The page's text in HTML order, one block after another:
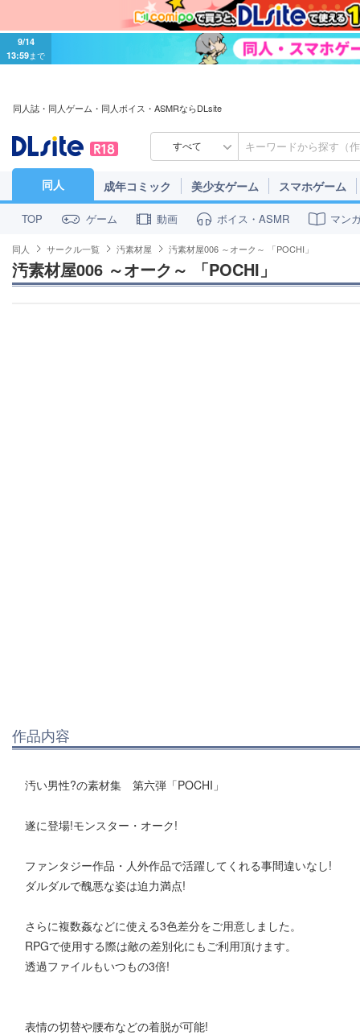
9/14
13:59まで
同人誌・同人ゲーム・同人ボイス・ASMRならDLsite
すべて
同人 成年コミック 美少女ゲーム スマホゲーム
TOP ゲーム 動画 ボイス・ASMR マン
同人 サークル一覧 汚素材屋 汚素材屋006 ～オーク～ 「POCHI」
汚素材屋006 ～オーク～ 「POCHI」
作品内容
汚い男性?の素材集 第六弾「POCHI」
遂に登場!モンスター・オーク!
ファンタジー作品・人外作品で活躍してくれる事間違いなし!
ダルダルで醜悪な姿は迫力満点!
さらに複数姦などに使える3色差分をご用意しました。
RPGで使用する際は敵の差別化にもご利用頂けます。
透過ファイルもいつもの3倍!
表情の切替や腰布などの着脱が可能!